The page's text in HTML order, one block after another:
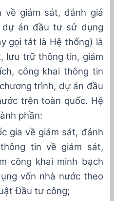
về giám sát, đánh giá
dự án đầu tư sử dụng
gọi tắt là Hệ thống) là
lưu trữ thông tin, giám
công khai thông tin
trình, dự án đầu
trên toàn quốc. Hệ
phần:
gia về giám sát, đánh
tin về giám sát,
công khai minh bạch
vốn nhà nước theo
Đầu tư công;